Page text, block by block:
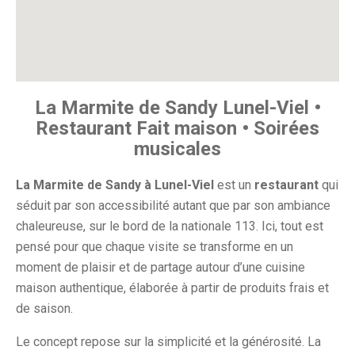
La Marmite de Sandy Lunel-Viel •
Restaurant Fait maison • Soirées
musicales
La Marmite de Sandy à Lunel-Viel est un restaurant qui
séduit par son accessibilité autant que par son ambiance
chaleureuse, sur le bord de la nationale 113. Ici, tout est
pensé pour que chaque visite se transforme en un
moment de plaisir et de partage autour d’une cuisine
maison authentique, élaborée à partir de produits frais et
de saison.
Le concept repose sur la simplicité et la générosité. La